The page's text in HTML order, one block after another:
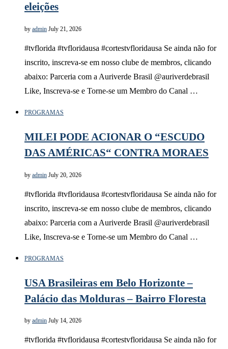
eleições
by admin July 21, 2026
#tvflorida #tvfloridausa #cortestvfloridausa Se ainda não for
inscrito, inscreva-se em nosso clube de membros, clicando
abaixo: Parceria com a Auriverde Brasil @auriverdebrasil
Like, Inscreva-se e Torne-se um Membro do Canal …
PROGRAMAS
MILEI PODE ACIONAR O “ESCUDO
DAS AMÉRICAS“ CONTRA MORAES
by admin July 20, 2026
#tvflorida #tvfloridausa #cortestvfloridausa Se ainda não for
inscrito, inscreva-se em nosso clube de membros, clicando
abaixo: Parceria com a Auriverde Brasil @auriverdebrasil
Like, Inscreva-se e Torne-se um Membro do Canal …
PROGRAMAS
USA Brasileiras em Belo Horizonte –
Palácio das Molduras – Bairro Floresta
by admin July 14, 2026
#tvflorida #tvfloridausa #cortestvfloridausa Se ainda não for